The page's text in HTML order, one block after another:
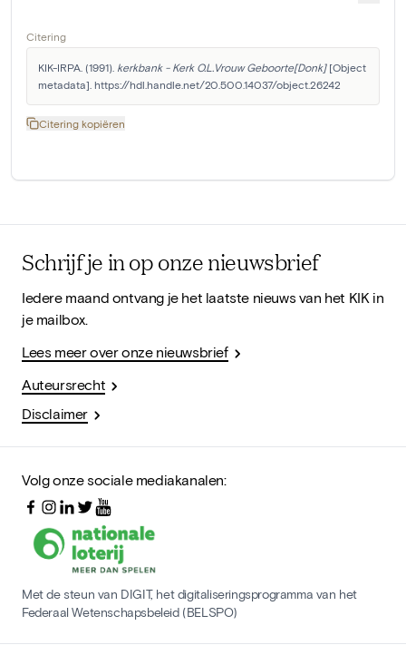
Citering
KIK-IRPA. (1991). kerkbank - Kerk O.L.Vrouw Geboorte[Donk] [Object
metadata]. https://hdl.handle.net/20.500.14037/object.26242
Citering kopiëren
Schrijf je in op onze nieuwsbrief
Iedere maand ontvang je het laatste nieuws van het KIK in
je mailbox.
Lees meer over onze nieuwsbrief
Auteursrecht
Disclaimer
Volg onze sociale mediakanalen:
Met de steun van DIGIT, het digitaliseringsprogramma van het
Federaal Wetenschapsbeleid (BELSPO)